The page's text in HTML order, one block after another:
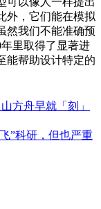
外，它们能在模拟
然我们不能准确预
里取得了显著进
能帮助设计特定的
方舟早就「刻」
”科研，但也严重